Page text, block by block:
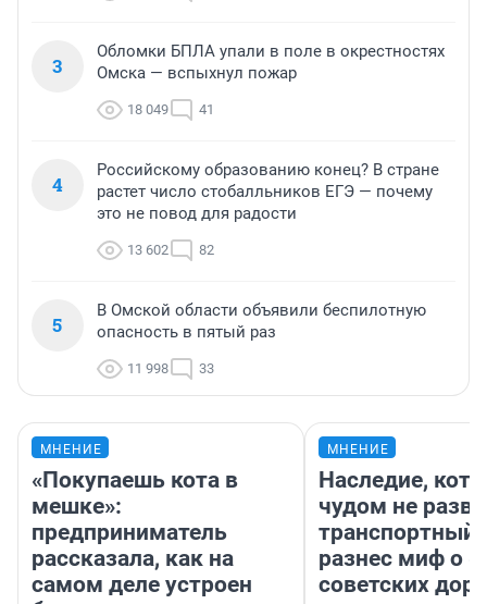
3
Обломки БПЛА упали в поле в окрестностях
Омска — вспыхнул пожар
18 049 41
4
Российскому образованию конец? В стране
растет число стобалльников ЕГЭ — почему
это не повод для радости
13 602 82
5
В Омской области объявили беспилотную
опасность в пятый раз
11 998 33
МНЕНИЕ
«Покупаешь кота в
мешке»:
предприниматель
рассказала, как на
самом деле устроен
МНЕНИЕ
Наследие,
чудом не
транспортный
разнес миф о
советских